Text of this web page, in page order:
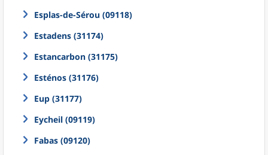
Esplas-de-Sérou (09118)
Estadens (31174)
Estancarbon (31175)
Esténos (31176)
Eup (31177)
Eycheil (09119)
Fabas (09120)